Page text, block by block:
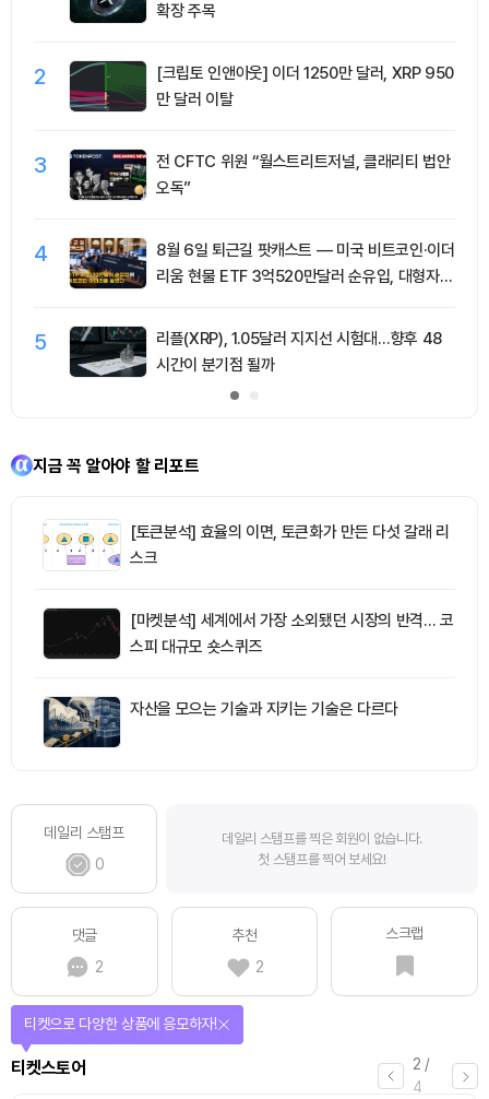
확장 주목
2
[크립토 인앤아웃] 이더 1250만 달러, XRP 950
만 달러 이탈
3
전 CFTC 위원 “월스트리트저널, 클래리티 법안
오독”
4
8월 6일 퇴근길 팟캐스트 — 미국 비트코인·이더
리움 현물 ETF 3억520만달러 순유입, 대형자산
5
리플(XRP), 1.05달러 지지선 시험대…향후 48
시간이 분기점 될까
지금 꼭 알아야 할 리포트
[토큰분석] 효율의 이면, 토큰화가 만든 다섯 갈래 리
스크
[마켓분석] 세계에서 가장 소외됐던 시장의 반격… 코
스피 대규모 숏스퀴즈
자산을 모으는 기술과 지키는 기술은 다르다
데일리 스탬프
0
데일리 스탬프를 찍은 회원이 없습니다.
첫 스탬프를 찍어 보세요!
댓글
2
추천
2
스크랩
2 /
4
티켓스토어
티켓으로 다양한 상품에 응모하자!